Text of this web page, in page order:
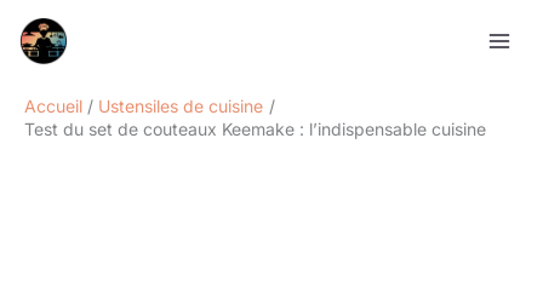
Accueil
Ustensiles de cuisine
Test du set de couteaux Keemake : l’indispensable cuisine
Rechercher